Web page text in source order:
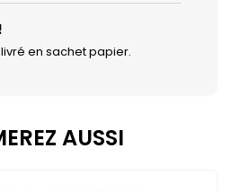
en sachet papier.
AUSSI